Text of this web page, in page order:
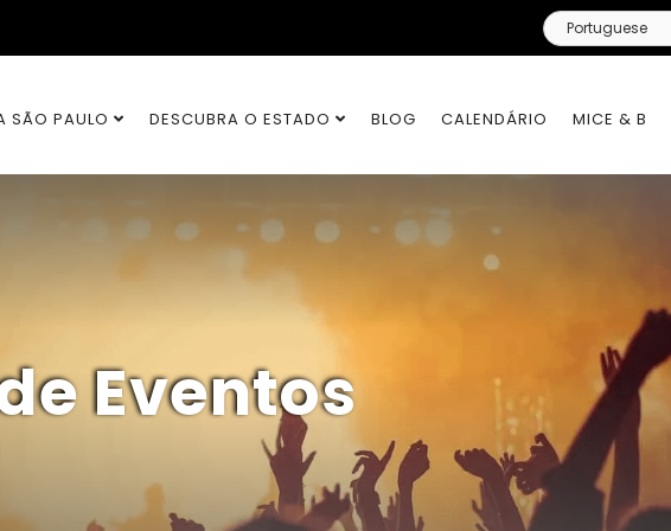
SÃO PAULO DESCUBRA O ESTADO BLOG CALENDÁRIO MICE & B
Eventos